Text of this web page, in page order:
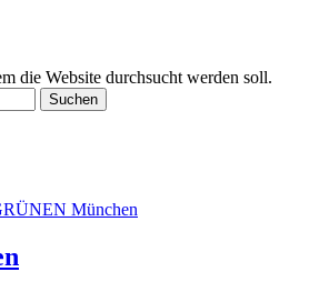
die Website durchsucht werden soll.
Suchen